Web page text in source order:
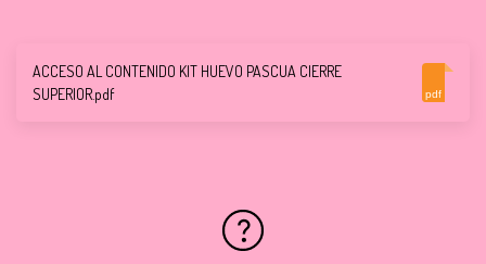
ACCESO AL CONTENIDO KIT HUEVO PASCUA CIERRE
SUPERIOR.pdf
pdf